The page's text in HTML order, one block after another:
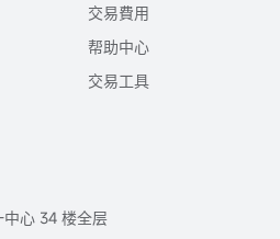
交易費用
帮助中心
交易工具
心 34 楼全层